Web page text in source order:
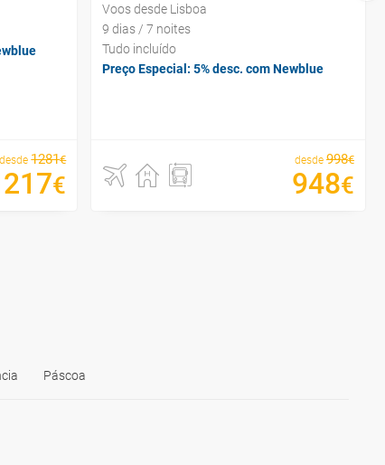
desde 1281€
€
Voos desde Lisboa
9 dias / 7 noites
Tudo incluído
Preço Especial: 5% desc. com Newblue
desde 998€
948€
Páscoa